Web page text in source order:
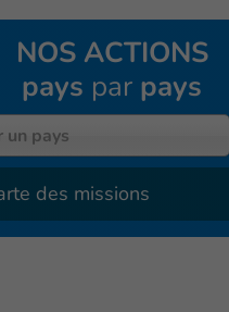
NOS ACTIONS
pays par pays
un pays
des missions